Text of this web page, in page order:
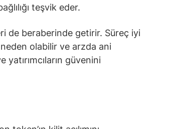
teşvik eder.
de beraberinde getirir. Süreç iyi
olabilir ve arzda ani
yatırımcıların güvenini